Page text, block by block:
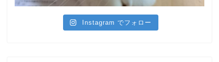
Instagram でフォロー